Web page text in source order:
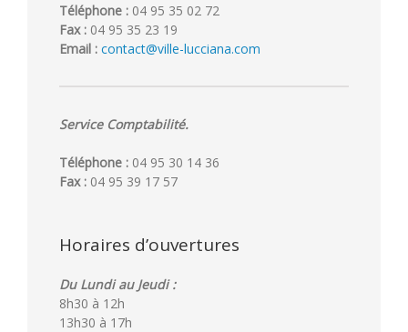
Téléphone : 04 95 35 02 72
Fax : 04 95 35 23 19
Email : contact@ville-lucciana.com
Service Comptabilité.
Téléphone : 04 95 30 14 36
Fax : 04 95 39 17 57
Horaires d’ouvertures
Du Lundi au Jeudi :
8h30 à 12h
13h30 à 17h